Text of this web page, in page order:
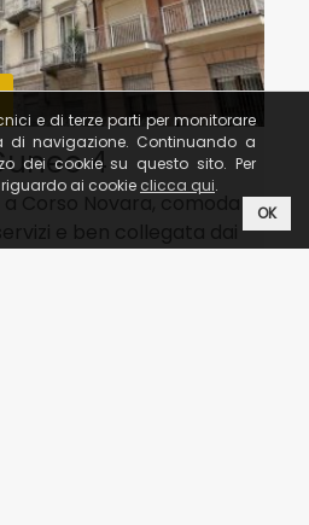
e di terze parti per monitorare
di navigazione. Continuando a
dei cookie su questo sito. Per
ai cookie clicca qui.
OK
4
Corso Novara, comoda